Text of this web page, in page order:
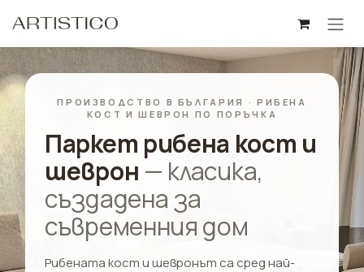
ПРОИЗВОДСТВО В БЪЛГАРИЯ · РИБЕНА
КОСТ И ШЕВРОН ПО ПОРЪЧКА
Паркет рибена кост и
шеврон — класика,
създадена за
съвременния дом
Рибената кост и шевронът са сред най-